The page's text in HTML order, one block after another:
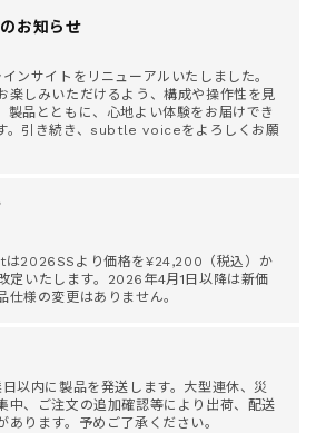
お知らせ
サイトをリニューアルいたしました。
楽しみいただけるよう、構成や操作性を見
製品とともに、心地よい体験をお届けでき
。引き続き、subtle voiceをよろしくお願
2026SSより価格を¥24,200（税込）か
定いたします。2026年4月1日以降は新価
仕様の変更はありません。
以内に製品を発送します。大型連休、災
中、ご注文の追加確認等により出荷、配送
あります。予めご了承ください。